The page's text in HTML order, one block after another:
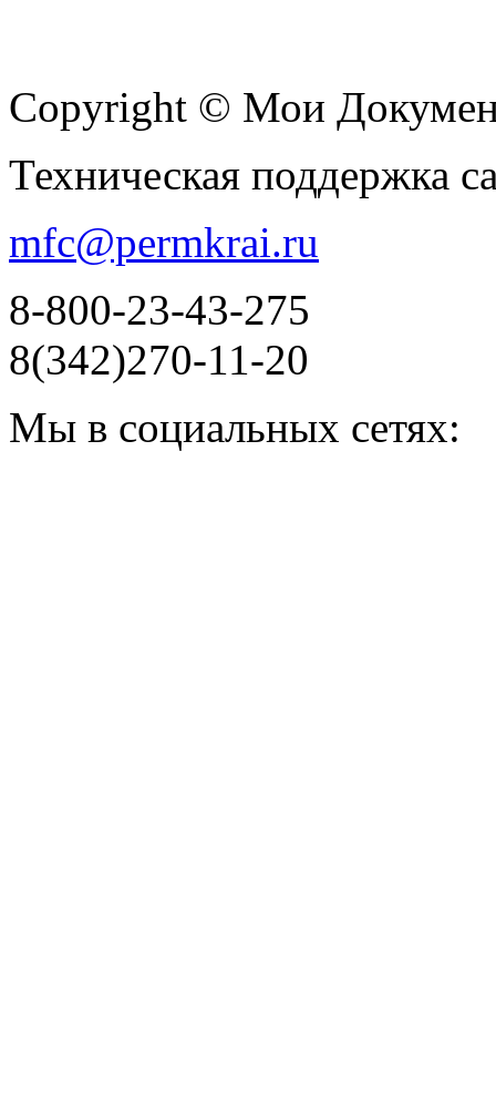
Copyright © Мои
Техническая поддержка
mfc@permkrai.ru
8-800-23-43-275
8(342)270-11-20
Мы в социальных сетях: